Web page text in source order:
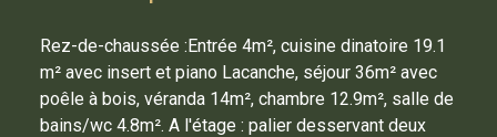
Rez-de-chaussée :Entrée 4m², cuisine dinatoire 19.1
m² avec insert et piano Lacanche, séjour 36m² avec
poêle à bois, véranda 14m², chambre 12.9m², salle de
bains/wc 4.8m². A l'étage : palier desservant deux
E-Mail dudestinataire *
:
Objetde l'e-mail* :